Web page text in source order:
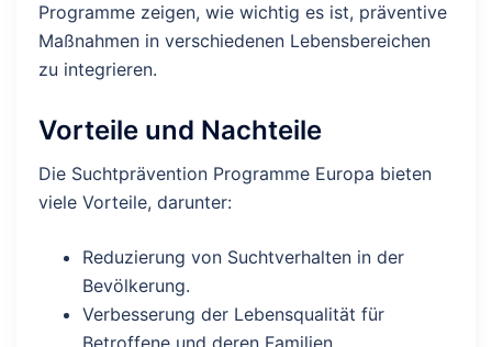
Programme zeigen, wie wichtig es ist, präventive
Maßnahmen in verschiedenen Lebensbereichen
zu integrieren.
Vorteile und Nachteile
Die Suchtprävention Programme Europa bieten
viele Vorteile, darunter:
Reduzierung von Suchtverhalten in der
Bevölkerung.
Verbesserung der Lebensqualität für